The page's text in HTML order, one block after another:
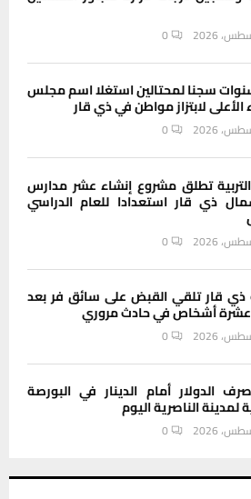
0
سجنا لمحتالين استغلا اسم مجلس
الأعلى لابتزاز مواطن في ذي قار
0
تطلق مشروع إنشاء عشر مدارس
ذي قار استعدادا للعام الدراسي
0
قار تلقي القبض على سائق فر بعد
عشرة أشخاص في حادث مروري
0
الدولار أمام الدينار في البورصة
لمدينة الناصرية اليوم
0